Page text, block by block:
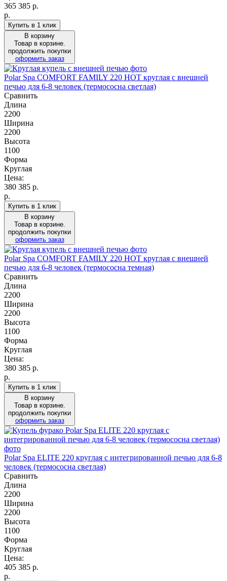
365 385 р.
р.
Купить в 1 клик
В корзину
Товар в корзине.
продолжить покупки
оформить заказ
Polar Spa COMFORT FAMILY 220 HOT круглая с внешней
печью для 6-8 человек (термососна светлая)
Сравнить
Длина
2200
Ширина
2200
Высота
1100
Форма
Круглая
Цена:
380 385 р.
р.
Купить в 1 клик
В корзину
Товар в корзине.
продолжить покупки
оформить заказ
Polar Spa COMFORT FAMILY 220 HOT круглая c внешней
печью для 6-8 человек (термососна темная)
Сравнить
Длина
2200
Ширина
2200
Высота
1100
Форма
Круглая
Цена:
380 385 р.
р.
Купить в 1 клик
В корзину
Товар в корзине.
продолжить покупки
оформить заказ
Polar Spa ELITE 220 круглая с интегрированной печью для 6-8
человек (термососна светлая)
Сравнить
Длина
2200
Ширина
2200
Высота
1100
Форма
Круглая
Цена:
405 385 р.
р.